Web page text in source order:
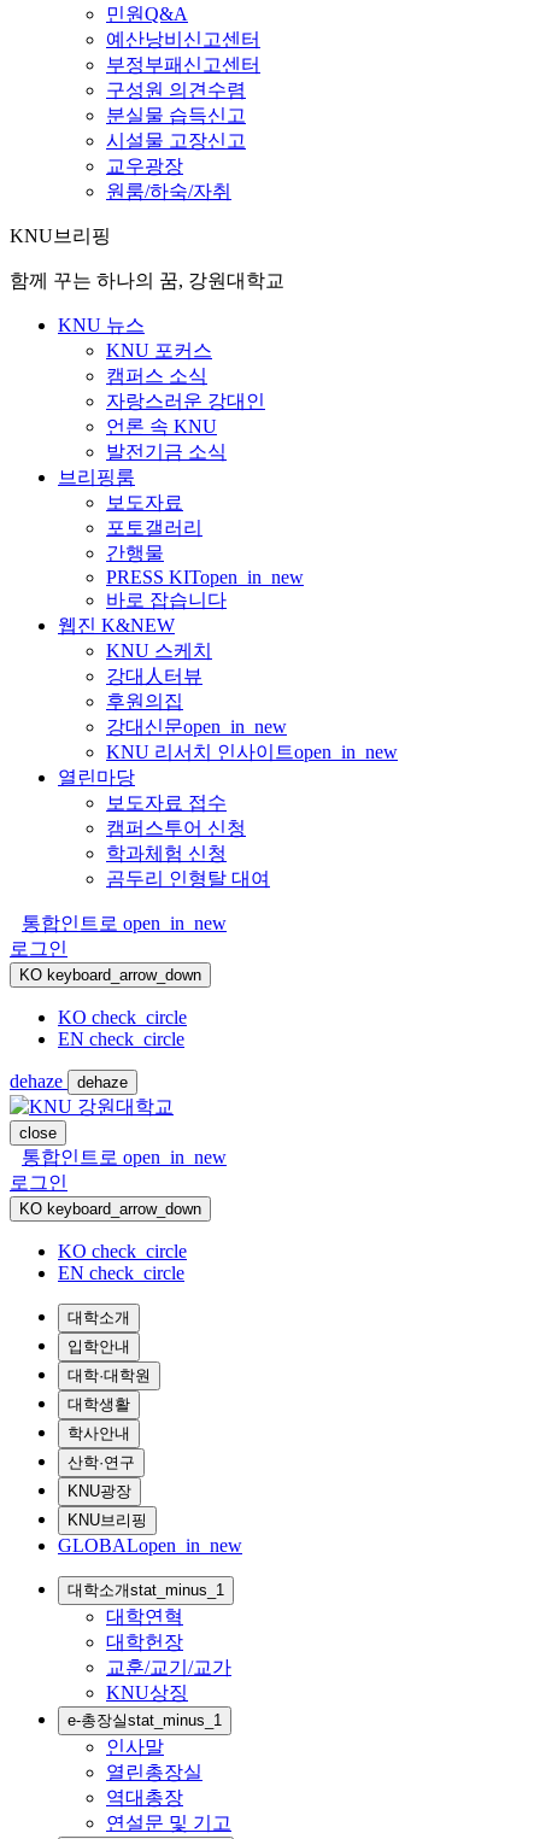
민원Q&A
예산낭비신고센터
부정부패신고센터
구성원 의견수렴
분실물 습득신고
시설물 고장신고
교우광장
원룸/하숙/자취
KNU브리핑
함께 꾸는 하나의 꿈, 강원대학교
KNU 뉴스
KNU 포커스
캠퍼스 소식
자랑스러운 강대인
언론 속 KNU
발전기금 소식
브리핑룸
보도자료
포토갤러리
간행물
PRESS KITopen_in_new
바로 잡습니다
웹진 K&NEW
KNU 스케치
강대人터뷰
후원의집
강대신문open_in_new
KNU 리서치 인사이트open_in_new
열린마당
보도자료 접수
캠퍼스투어 신청
학과체험 신청
곰두리 인형탈 대여
통합인트로 open_in_new
로그인
KO keyboard_arrow_down
KO check_circle
EN check_circle
dehaze dehaze
close
통합인트로 open_in_new
로그인
KO keyboard_arrow_down
KO check_circle
EN check_circle
대학소개
입학안내
대학·대학원
대학생활
학사안내
산학·연구
KNU광장
KNU브리핑
GLOBALopen_in_new
대학소개stat_minus_1
대학연혁
대학헌장
교훈/교기/교가
KNU상징
e-총장실stat_minus_1
인사말
열린총장실
역대총장
연설문 및 기고